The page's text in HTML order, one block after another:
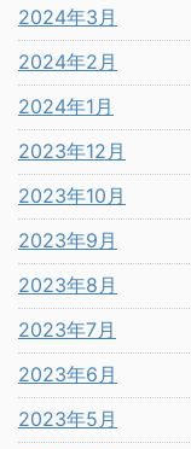
2024年3月
2024年2月
2024年1月
2023年12月
2023年10月
2023年9月
2023年8月
2023年7月
2023年6月
2023年5月